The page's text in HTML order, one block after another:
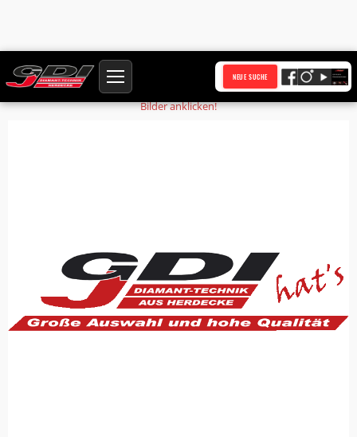
NEUE SUCHE
Startseite Produkte Kreuzschlitzhaltekappe
Bilder anklicken!